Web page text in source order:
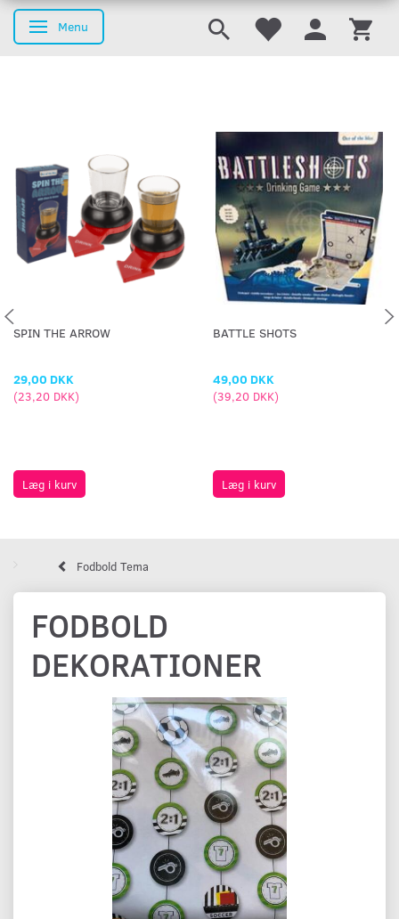
Skifte navigation
Menu
SPIN THE ARROW
29,00 DKK
(23,20 DKK)
Læg i kurv
BATTLE SHOTS
49,00 DKK
(39,20 DKK)
Læg i kurv
Fodbold Tema
FODBOLD
DEKORATIONER